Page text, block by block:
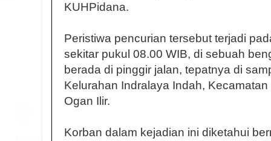
KUHPidana.
Peristiwa pencurian tersebut terjadi
sekitar pukul 08.00 WIB, di sebuah
berada di pinggir jalan, tepatnya di
Kelurahan Indralaya Indah,
Ogan Ilir.
Korban dalam kejadian ini diketahui